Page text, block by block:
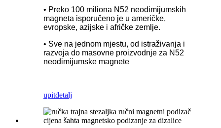
• Preko 100 miliona N52 neodimijumskih
magneta isporučeno je u američke,
evropske, azijske i afričke zemlje.
• Sve na jednom mjestu, od istraživanja i
razvoja do masovne proizvodnje za N52
neodimijumske magnete
upitdetalj